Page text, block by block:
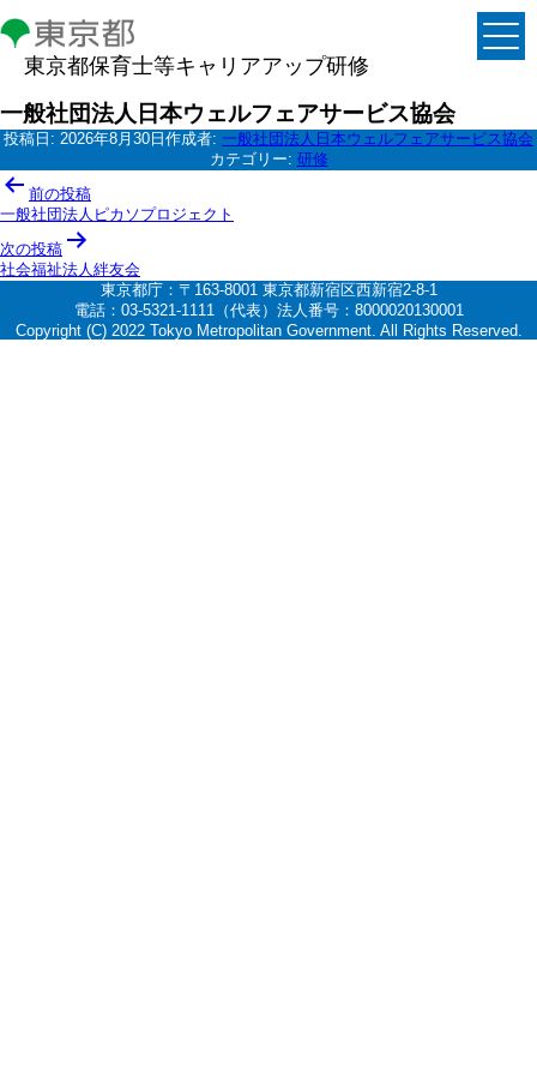
東京都保育士等キャリアアップ研修
一般社団法人日本ウェルフェアサービス協会
投稿日: 2026年8月30日 作成者: 一般社団法人日本ウェルフェアサービス協会
カテゴリー: 研修
投
稿
ナ
ビ
ー
前の投稿
一般社団法人ピカソプロジェクト
次の投稿
社会福祉法人絆友会
東京都庁：〒163-8001 東京都新宿区西新宿2-8-1
電話：03-5321-1111（代表）法人番号：8000020130001
Copyright (C) 2022 Tokyo Metropolitan Government. All Rights Reserved.